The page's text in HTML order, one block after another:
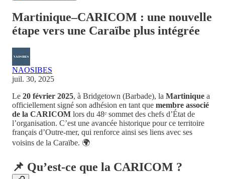
Martinique–CARICOM : une nouvelle
étape vers une Caraïbe plus intégrée
NAOSIBES
juil. 30, 2025
Le 20 février 2025, à Bridgetown (Barbade), la Martinique a
officiellement signé son adhésion en tant que membre associé
de la CARICOM lors du 48ᵉ sommet des chefs d’État de
l’organisation. C’est une avancée historique pour ce territoire
français d’Outre-mer, qui renforce ainsi ses liens avec ses
voisins de la Caraïbe. 🌍
📌 Qu’est-ce que la CARICOM ?